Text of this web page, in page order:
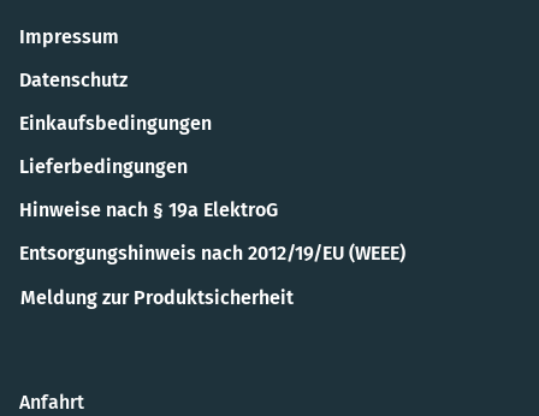
Impressum
Datenschutz
Einkaufsbedingungen
Lieferbedingungen
Hinweise nach § 19a ElektroG
Entsorgungshinweis nach 2012/19/EU (WEEE)
Meldung zur Produktsicherheit
Anfahrt